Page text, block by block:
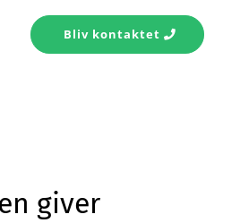
Bliv kontaktet
giver